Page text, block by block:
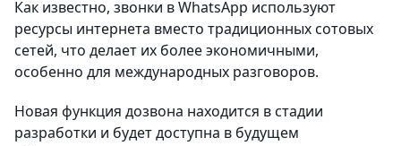
Как известно, звонки в WhatsApp используют
ресурсы интернета вместо традиционных сотовых
сетей, что делает их более экономичными,
особенно для международных разговоров.
Новая функция дозвона находится в стадии
разработки и будет доступна в будущем